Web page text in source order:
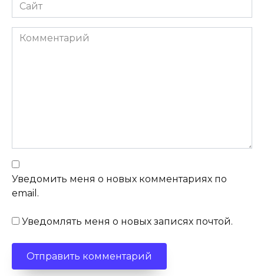
Комментарий
Уведомить меня о новых комментариях по
email.
Уведомлять меня о новых записях почтой.